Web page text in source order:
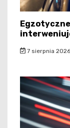
7 sierpnia 2026